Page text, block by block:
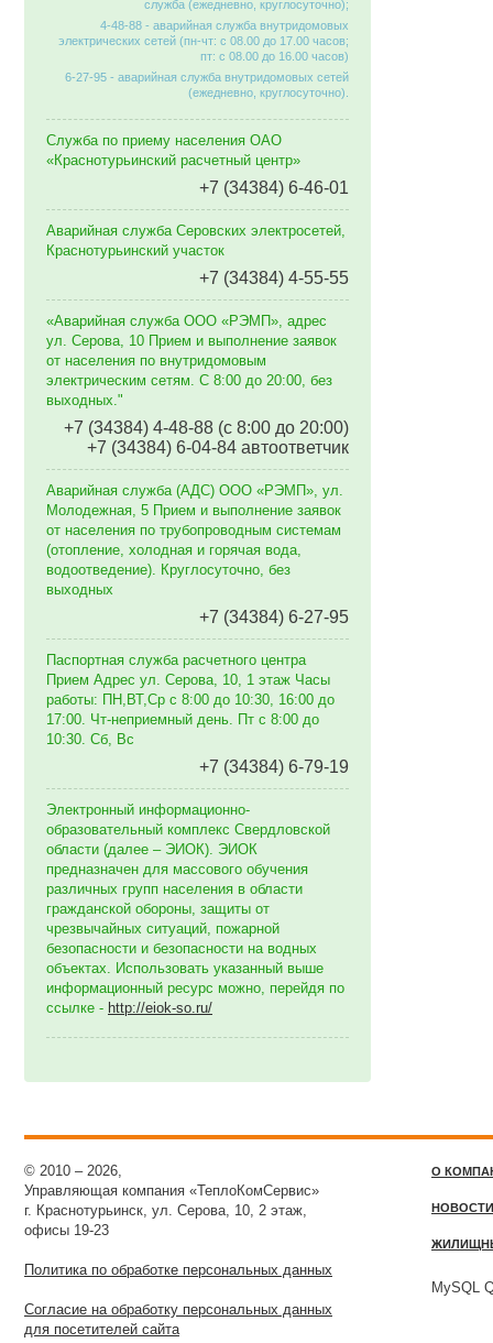
служба (ежедневно, круглосуточно);
4-48-88 - аварийная служба внутридомовых
электрических сетей (пн-чт: с 08.00 до 17.00 часов;
пт: с 08.00 до 16.00 часов)
6-27-95 - аварийная служба внутридомовых сетей
(ежедневно, круглосуточно).
Служба по приему населения ОАО
«Краснотурьинский расчетный центр»
+7 (34384) 6-46-01
Аварийная служба Серовских электросетей,
Краснотурьинский участок
+7 (34384) 4-55-55
«Аварийная служба ООО «РЭМП», адрес
ул. Серова, 10 Прием и выполнение заявок
от населения по внутридомовым
электрическим сетям. C 8:00 до 20:00, без
выходных."
+7 (34384) 4-48-88 (с 8:00 до 20:00)
+7 (34384) 6-04-84 автоответчик
Аварийная служба (АДС) ООО «РЭМП», ул.
Молодежная, 5 Прием и выполнение заявок
от населения по трубопроводным системам
(отопление, холодная и горячая вода,
водоотведение). Круглосуточно, без
выходных
+7 (34384) 6-27-95
Паспортная служба расчетного центра
Прием Адрес ул. Серова, 10, 1 этаж Часы
работы: ПН,ВТ,Ср с 8:00 до 10:30, 16:00 до
17:00. Чт-неприемный день. Пт с 8:00 до
10:30. Сб, Вс
+7 (34384) 6-79-19
Электронный информационно-
образовательный комплекс Свердловской
области (далее – ЭИОК). ЭИОК
предназначен для массового обучения
различных групп населения в области
гражданской обороны, защиты от
чрезвычайных ситуаций, пожарной
безопасности и безопасности на водных
объектах. Использовать указанный выше
информационный ресурс можно, перейдя по
ссылке - http://eiok-so.ru/
© 2010 – 2026,
Управляющая компания «ТеплоКомСервис»
г. Краснотурьинск, ул. Серова, 10, 2 этаж,
офисы 19-23
Политика по обработке персональных данных
Согласие на обработку персональных данных
для посетителей сайта
О
НОВОСТИ
MySQL